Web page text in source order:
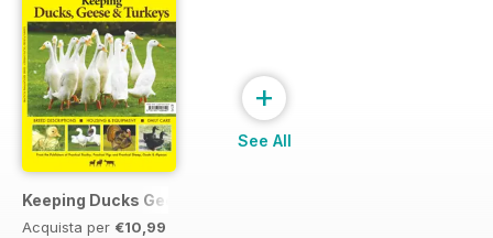
Keeping Ducks Geese & Turkeys
Acquista per €10,99
+
See All